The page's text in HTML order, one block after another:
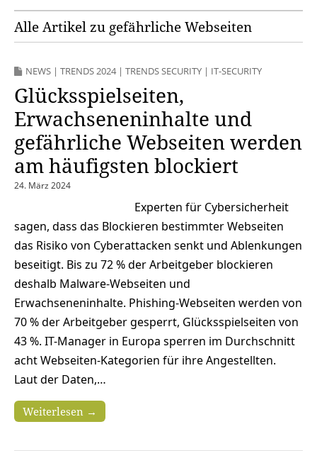
Alle Artikel zu gefährliche Webseiten
NEWS | TRENDS 2024| TRENDS SECURITY | IT-SECURITY
Glücksspielseiten,
Erwachseneninhalte und
gefährliche Webseiten werden
am häufigsten blockiert
24. März 2024
Experten für Cybersicherheit
sagen, dass das Blockieren bestimmter Webseiten
das Risiko von Cyberattacken senkt und Ablenkungen
beseitigt. Bis zu 72 % der Arbeitgeber blockieren
deshalb Malware-Webseiten und
Erwachseneninhalte. Phishing-Webseiten werden von
70 % der Arbeitgeber gesperrt, Glücksspielseiten von
43 %. IT-Manager in Europa sperren im Durchschnitt
acht Webseiten-Kategorien für ihre Angestellten.
Laut der Daten,…
Weiterlesen →